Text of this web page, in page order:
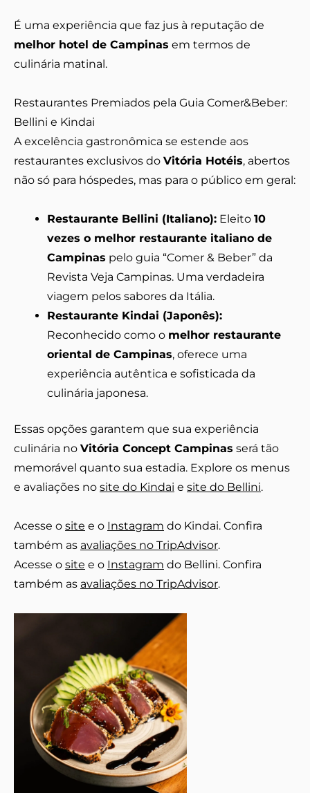
É uma experiência que faz jus à reputação de
melhor hotel de Campinas em termos de
culinária matinal.
Restaurantes Premiados pela Guia Comer&Beber:
Bellini e Kindai
A excelência gastronômica se estende aos
restaurantes exclusivos do Vitória Hotéis, abertos
não só para hóspedes, mas para o público em geral:
Restaurante Bellini (Italiano): Eleito 10
vezes o melhor restaurante italiano de
Campinas pelo guia “Comer & Beber” da
Revista Veja Campinas. Uma verdadeira
viagem pelos sabores da Itália.
Restaurante Kindai (Japonês):
Reconhecido como o melhor restaurante
oriental de Campinas, oferece uma
experiência autêntica e sofisticada da
culinária japonesa.
Essas opções garantem que sua experiência
culinária no Vitória Concept Campinas será tão
memorável quanto sua estadia. Explore os menus
e avaliações no site do Kindai e site do Bellini.
Acesse o site e o Instagram do Kindai. Confira
também as avaliações no TripAdvisor.
Acesse o site e o Instagram do Bellini. Confira
também as avaliações no TripAdvisor.